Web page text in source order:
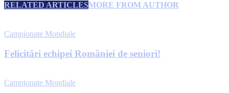
RELATED ARTICLESMORE FROM AUTHOR
Campionate Mondiale
Felicitări echipei României de seniori!
Campionate Mondiale